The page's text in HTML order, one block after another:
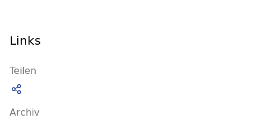
Links
Teilen
Archiv